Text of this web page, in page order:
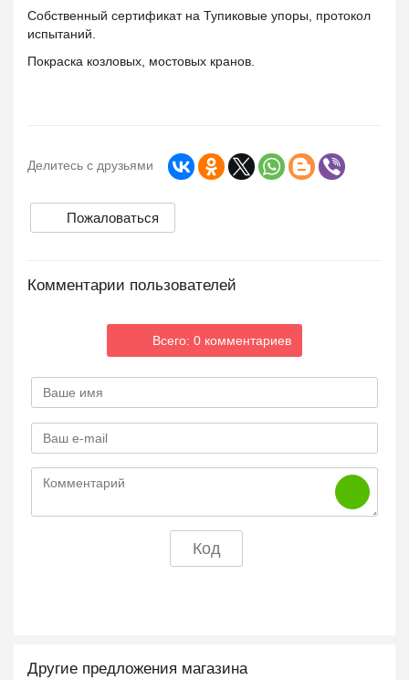
Собственный сертификат на Тупиковые упоры, протокол
испытаний.
Покраска козловых, мостовых кранов.
Делитесь с друзьями
Пожаловаться
Комментарии пользователей
Всего: 0 комментариев
Другие предложения магазина